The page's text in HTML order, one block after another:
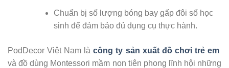
Chuẩn bị số lượng bóng bay gấp đôi số học
sinh để đảm bảo đủ dụng cụ thực hành.
PodDecor Việt Nam làcông ty sản xuất đồ chơi trẻ em
và đồ dùng Montessori mầm non tiên phong lĩnh hội những